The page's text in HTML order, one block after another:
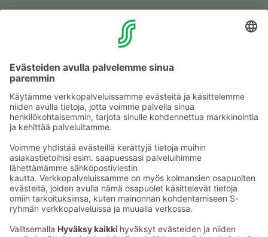
Muuta eväs­tea­se­tuk­sia & eväs­tein­for­maa­tio
Tie­to­suo­ja­se­loste (Arina)
Kaup­pa­kes­kus
Ma-pe
9–20
La
9–19
Su
11–18
Katso poik­keus­au­kio­lottäältä